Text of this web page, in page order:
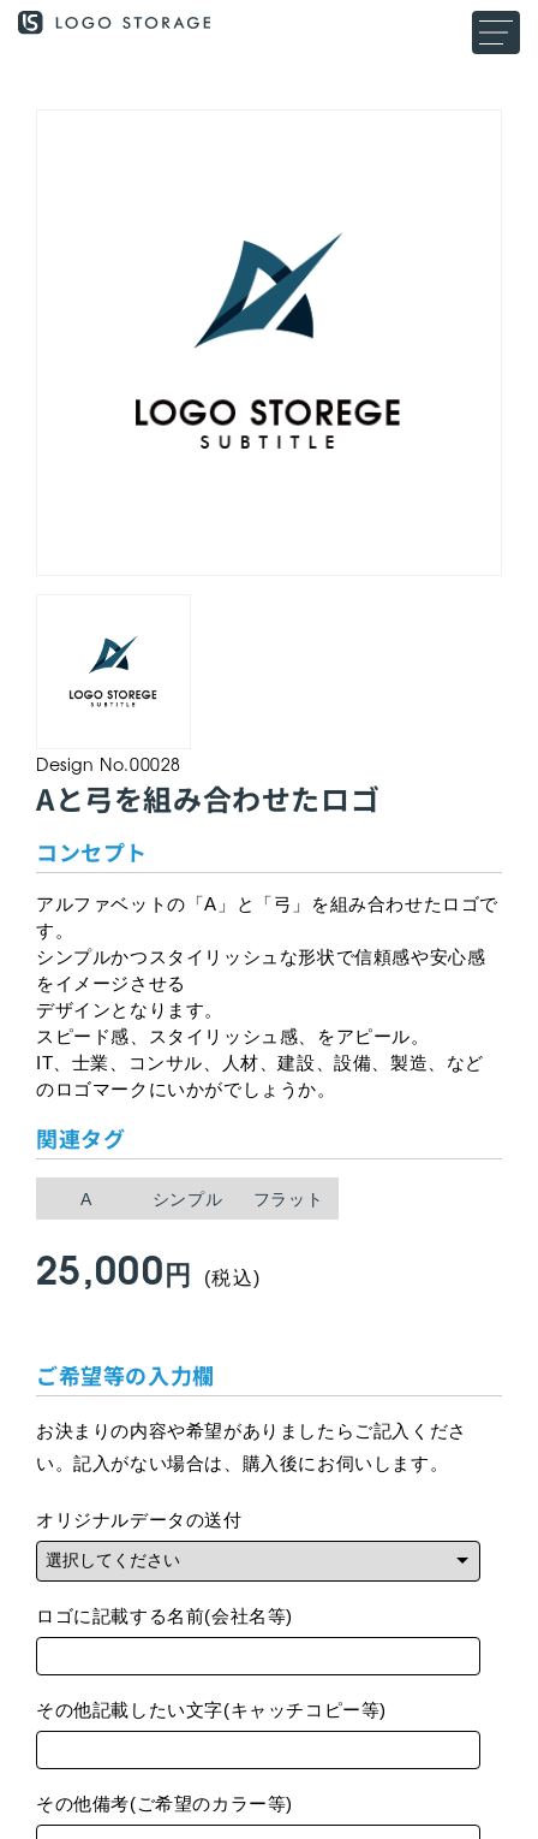
ンツに
Design No.00028
Aと弓を組み合わせたロゴ
コンセプト
アルファベットの「A」と「弓」を組み合わせたロゴで
す。
シンプルかつスタイリッシュな形状で信頼感や安心感
をイメージさせる
デザインとなります。
スピード感、スタイリッシュ感、をアピール。
IT、士業、コンサル、人材、建設、設備、製造、など
のロゴマークにいかがでしょうか。
関連タグ
A シンプル フラット
通
価
格
25,000円 (税込)
ご希望等の入力欄
お決まりの内容や希望がありましたらご記入くださ
い。記入がない場合は、購入後にお伺いします。
オリジナルデータの送付
ロゴに記載する名前(会社名等)
その他記載したい文字(キャッチコピー等)
その他備考(ご希望のカラー等)